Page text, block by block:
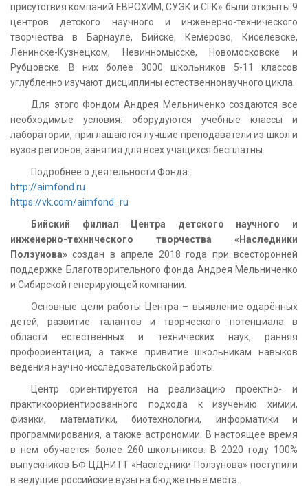
присутствия компаний ЕВРОХИМ, СУЭК и СГК» были открыты 9
центров детского научного и инженерно-технического
творчества в Барнауле, Бийске, Кемерово, Киселевске,
Ленинске-Кузнецком, Невинномысске, Новомосковске и
Рубцовске. В них более 3000 школьников 5-11 классов
углубленно изучают дисциплины естественнонаучного цикла.
Для этого Фондом Андрея Мельниченко создаются все
необходимые условия: оборудуются учебные классы и
лаборатории, приглашаются лучшие преподаватели из школ и
вузов регионов, занятия для всех учащихся бесплатны.
Подробнее о деятельности Фонда:
http://aimfond.ru
https://vk.com/aimfond_ru
Бийский филиал Центра детского научного и
инженерно-технического творчества «Наследники
Ползунова» создан в апреле 2018 года при всесторонней
поддержке Благотворительного фонда Андрея Мельниченко
и Сибирской генерирующей компании.
Основные цели работы Центра – выявление одарённых
детей, развитие талантов и творческого потенциала в
области естественных и технических наук, ранняя
профориентация, а также привитие школьникам навыков
ведения научно-исследовательской работы.
Центр ориентируется на реализацию проектно- и
практикоориентированного подхода к изучению химии,
физики, математики, биотехнологии, информатики и
программирования, а также астрономии. В настоящее время
в нем обучается более 260 школьников. В 2020 году 100%
выпускников БФ ЦДНИТТ «Наследники Ползунова» поступили
в ведущие российские вузы на бюджетные места.